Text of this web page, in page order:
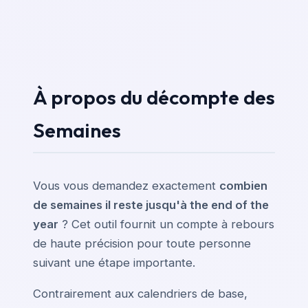
À propos du décompte des
Semaines
Vous vous demandez exactement combien
de semaines il reste jusqu'à the end of the
year ? Cet outil fournit un compte à rebours
de haute précision pour toute personne
suivant une étape importante.
Contrairement aux calendriers de base,